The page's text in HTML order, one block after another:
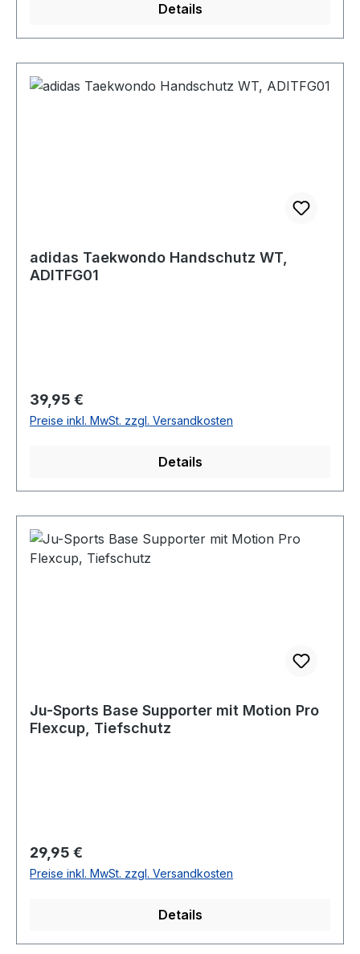
Details
adidas Taekwondo Handschutz WT,
ADITFG01
Regulärer Preis:
39,95 €
Preise inkl. MwSt. zzgl. Versandkosten
Details
Ju-Sports Base Supporter mit Motion Pro
Flexcup, Tiefschutz
Regulärer Preis:
29,95 €
Preise inkl. MwSt. zzgl. Versandkosten
Details